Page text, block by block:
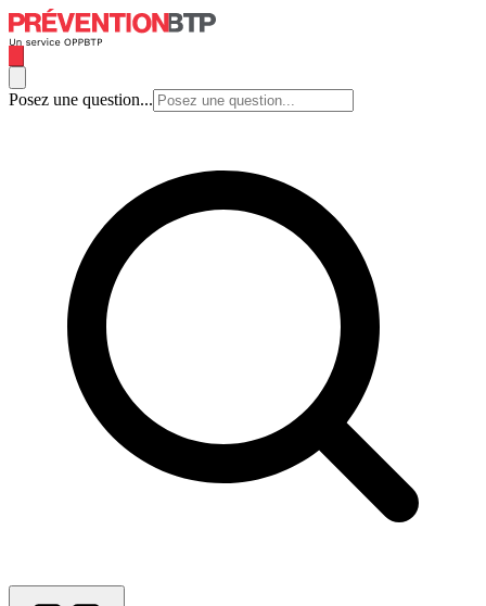
Posez une question...